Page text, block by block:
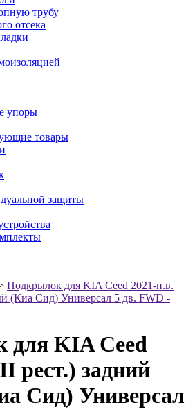
трубу
отсека
упоры
товары
защиты
Подкрылок для KIA Ceed 2021-н.в.
(Киа Сид) Универсал 5 дв. FWD -
для KIA Ceed
рест.) задний
Сид) Универсал